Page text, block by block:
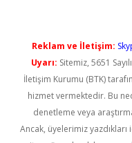
Reklam ve İletişim:
Uyarı: Sitemiz, 5651
İletişim Kurumu (BTK)
hizmet vermektedir. Bu
denetleme veya
Ancak, üyelerimiz